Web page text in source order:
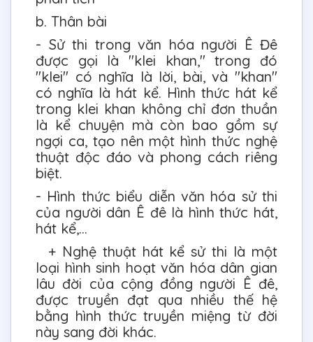
b. Thân bài
- Sử thi trong văn hóa người Ê Đê
được gọi là "klei khan," trong đó
"klei" có nghĩa là lời, bài, và "khan"
có nghĩa là hát kể. Hình thức hát kể
trong klei khan không chỉ đơn thuần
là kể chuyện mà còn bao gồm sự
ngợi ca, tạo nên một hình thức nghệ
thuật độc đáo và phong cách riêng
biệt.
- Hình thức biểu diễn văn hóa sử thi
của người dân Ê đê là hình thức hát,
hát kể,…
+ Nghệ thuật hát kể sử thi là một
loại hình sinh hoạt văn hóa dân gian
lâu đời của cộng đồng người Ê đê,
được truyền đạt qua nhiều thế hệ
bằng hình thức truyền miệng từ đời
này sang đời khác.